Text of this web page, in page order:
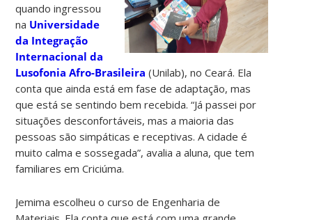
quando ingressou
na Universidade
da Integração
Internacional da
Lusofonia Afro-Brasileira (Unilab), no Ceará. Ela
conta que ainda está em fase de adaptação, mas
que está se sentindo bem recebida. “Já passei por
situações desconfortáveis, mas a maioria das
pessoas são simpáticas e receptivas. A cidade é
muito calma e sossegada”, avalia a aluna, que tem
familiares em Criciúma.
Jemima escolheu o curso de Engenharia de